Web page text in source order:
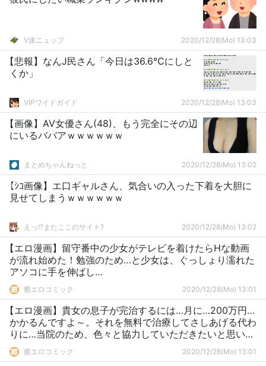
V速ニュップ 2020/12/28(Mo) 13:03
【悲報】なんJ民さん「今日は36.6℃にしと
くか」
VIPワイドガイド 2020/12/28(Mo) 13:03
【画像】AV女優さん(48)、もう完全にその辺
にいるババアｗｗｗｗｗｗ
まとめちゃんねっと 2020/12/28(Mo) 13:02
【ｼｺ画像】エ口ギャルさん、気合いの入った下着を大胆に
見せてしまうｗｗｗｗｗｗ
えっ!?またここのサイト? 2020/12/28(Mo) 13:02
【エロ漫画】留守番中の少女がテレビを着けたらHな動画
が流れ始めた！勉強のため…と少女は、ぐっしょり濡れた
アソコに手を伸ばし…
癒エロコミック 2020/12/28(Mo) 13:01
【エロ漫画】貴女の息子が完治するには…月に…200万円…
かかるんですよ～。それを無料で治療してさしあげる代わ
りに…当院のため、色々と協力していただきたいと思いま
してね～。
癒エロコミック 2020/12/28(Mo) 13:01